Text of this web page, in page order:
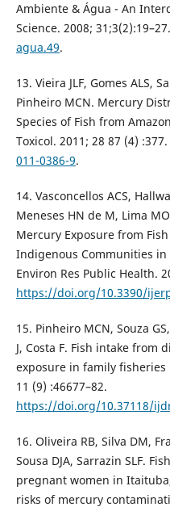
Ambiente & Água - An
Science. 2008; 31;3(2):19–27.
agua.49.
13. Vieira JLF, Gomes ALS,
Pinheiro MCN. Mercury
Species of Fish from
Toxicol. 2011; 28 87 (4) :377.
011-0386-9.
14. Vasconcellos ACS,
Meneses HN de M, Lima
Mercury Exposure from
Indigenous Communities in
Environ Res Public Health.
https://doi.org/10.3390/
15. Pinheiro MCN, Souza
J, Costa F. Fish intake from
exposure in family
11 (9) :46677–82.
https://doi.org/10.37118/
16. Oliveira RB, Silva DM,
Sousa DJA, Sarrazin SLF.
pregnant women in
risks of mercury